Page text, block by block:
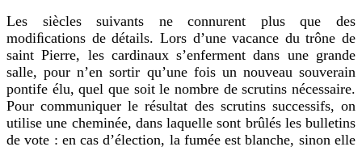
Les siècles suivants ne connurent plus que des
modiﬁcations de détails. Lors d’une vacance du trône de
saint Pierre, les cardinaux s’enferment dans une grande
salle, pour n’en sortir qu’une fois un nouveau souverain
pontife élu, quel que soit le nombre de scrutins nécessaire.
Pour communiquer le résultat des scrutins successifs, on
utilise une cheminée, dans laquelle sont brûlés les bulletins
de vote : en cas d’élection, la fumée est blanche, sinon elle